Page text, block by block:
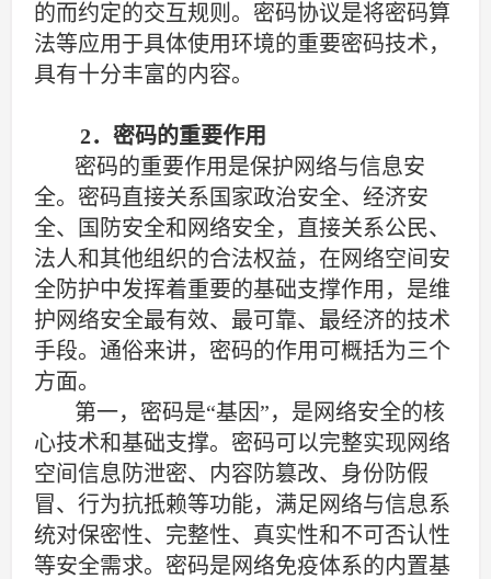
的而约定的交互规则。密码协议是将密码算
法等应用于具体使用环境的重要密码技术，
具有十分丰富的内容。
2． 密码的重要作用
密码的重要作用是保护网络与信息安
全。密码直接关系国家政治安全、经济安
全、国防安全和网络安全，直接关系公民、
法人和其他组织的合法权益，在网络空间安
全防护中发挥着重要的基础支撑作用，是维
护网络安全最有效、最可靠、最经济的技术
手段。通俗来讲，密码的作用可概括为三个
方面。
第一，密码是“基因”，是网络安全的核
心技术和基础支撑。密码可以完整实现网络
空间信息防泄密、内容防篡改、身份防假
冒、行为抗抵赖等功能，满足网络与信息系
统对保密性、完整性、真实性和不可否认性
等安全需求。密码是网络免疫体系的内置基